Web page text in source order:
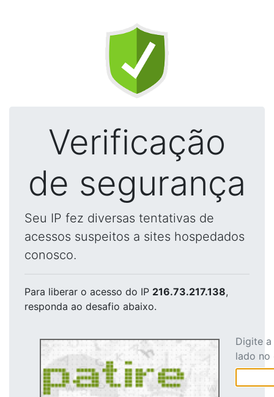
Verificação
de segurança
Seu IP fez diversas tentativas de
acessos suspeitos a sites hospedados
conosco.
Para liberar o acesso do IP 216.73.217.138,
responda ao desafio abaixo.
Digite
lado no